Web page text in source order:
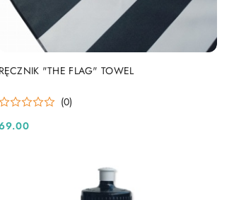
RĘCZNIK "THE FLAG" TOWEL
(0)
DO KOSZYKA